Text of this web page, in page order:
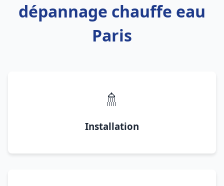
dépannage chauffe eau
Paris
🚿
Installation